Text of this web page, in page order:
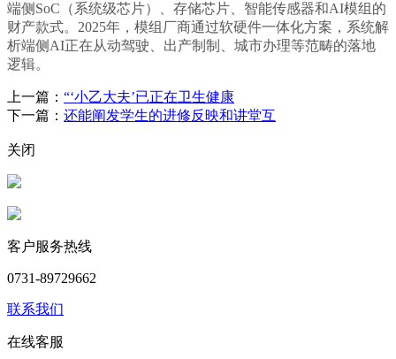
端侧SoC（系统级芯片）、存储芯片、智能传感器和AI模组的
财产款式。2025年，模组厂商通过软硬件一体化方案，系统解
析端侧AI正在从动驾驶、出产制制、城市办理等范畴的落地
逻辑。
上一篇： “‘小乙大夫’已正在卫生健康
下一篇： 还能阐发学生的进修反映和讲堂互
关闭
客户服务热线
0731-89729662
联系我们
在线客服